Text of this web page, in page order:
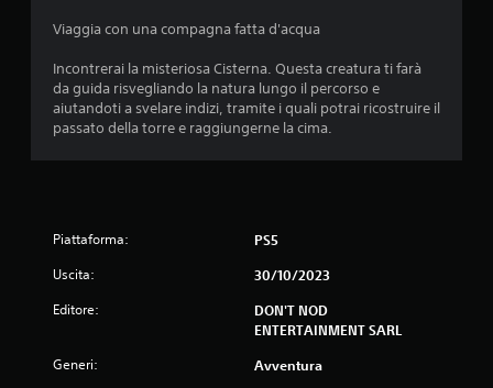
Viaggia con una compagna fatta d'acqua
Incontrerai la misteriosa Cisterna. Questa creatura ti farà
da guida risvegliando la natura lungo il percorso e
aiutandoti a svelare indizi, tramite i quali potrai ricostruire il
passato della torre e raggiungerne la cima.
Piattaforma: PS5
Uscita: 30/10/2023
Editore:
DON'T NOD
ENTERTAINMENT SARL
Generi: Avventura